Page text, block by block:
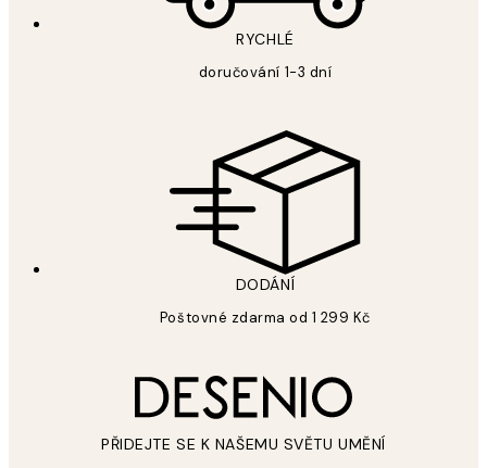
RYCHLÉ
doručování 1-3 dní
DODÁNÍ
Poštovné zdarma od 1 299 Kč
PŘIDEJTE SE K NAŠEMU SVĚTU UMĚNÍ